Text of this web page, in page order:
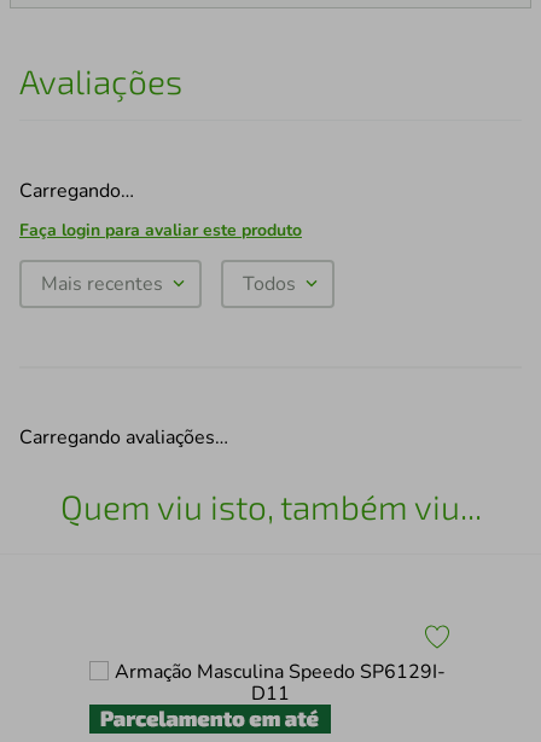
Avaliações
Carregando…
Faça login para avaliar este produto
Mais recentes Todos
Carregando avaliações…
Quem viu isto, também viu...